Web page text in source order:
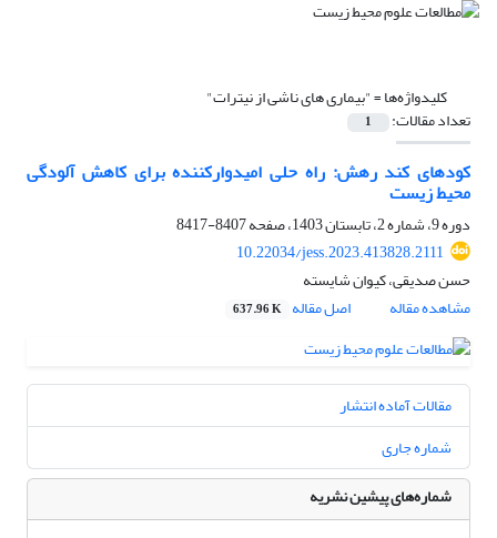
کلیدواژه‌ها ="بیماری های ناشی از نیترات"
تعداد مقالات: 1
کودهای کند رهش: راه حلی امیدوارکننده برای کاهش آلودگی
محیط زیست
دوره 9، شماره 2، تابستان 1403، صفحه
8407-8417
10.22034/jess.2023.413828.2111
حسن صدیقی، کیوان شایسته
مشاهده مقاله
اصل مقاله 637.96 K
مقالات آماده انتشار
شماره جاری
شماره‌های پیشین نشریه